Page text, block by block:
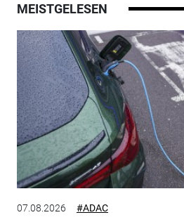
MEISTGELESEN
07.08.2026 #ADAC